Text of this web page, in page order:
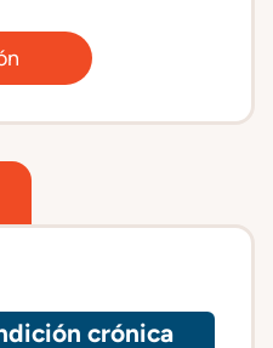
crónica